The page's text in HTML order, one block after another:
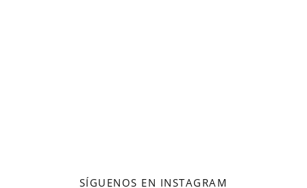
SÍGUENOS EN INSTAGRAM